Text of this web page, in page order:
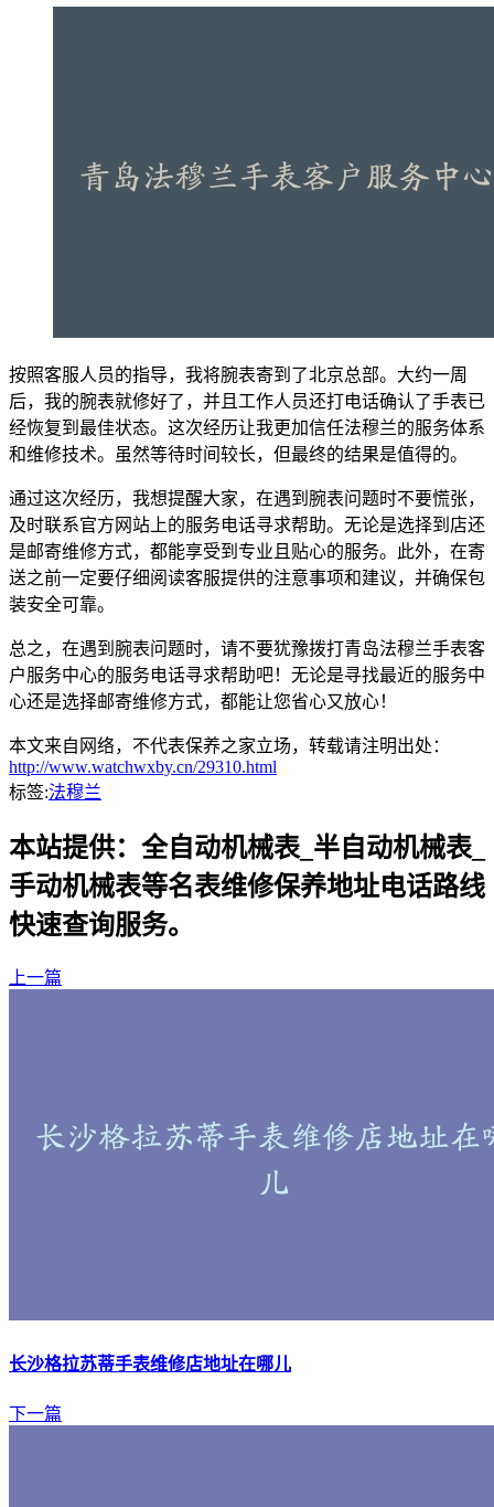
按照客服人员的指导，我将腕表寄到了北京总部。大约一周
后，我的腕表就修好了，并且工作人员还打电话确认了手表已
经恢复到最佳状态。这次经历让我更加信任法穆兰的服务体系
和维修技术。虽然等待时间较长，但最终的结果是值得的。
通过这次经历，我想提醒大家，在遇到腕表问题时不要慌张，
及时联系官方网站上的服务电话寻求帮助。无论是选择到店还
是邮寄维修方式，都能享受到专业且贴心的服务。此外，在寄
送之前一定要仔细阅读客服提供的注意事项和建议，并确保包
装安全可靠。
总之，在遇到腕表问题时，请不要犹豫拨打青岛法穆兰手表客
户服务中心的服务电话寻求帮助吧！无论是寻找最近的服务中
心还是选择邮寄维修方式，都能让您省心又放心！
本文来自网络，不代表保养之家立场，转载请注明出处：
http://www.watchwxby.cn/29310.html
标签:法穆兰
本站提供：全自动机械表_半自动机械表_
手动机械表等名表维修保养地址电话路线
快速查询服务。
上一篇
长沙格拉苏蒂手表维修店地址在哪儿
下一篇